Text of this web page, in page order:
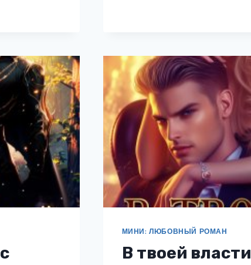
МИНИ: ЛЮБОВНЫЙ РОМАН
В твоей власти